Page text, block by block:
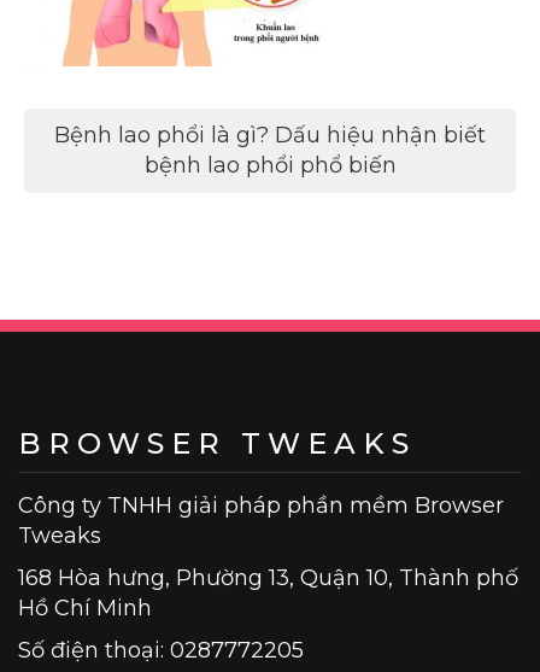
Điều
hướng
Bệnh lao phổi là gì? Dấu hiệu nhận biết
bệnh lao phổi phổ biến
BROWSER TWEAKS
Công ty TNHH giải pháp phần mềm Browser
Tweaks
168 Hòa hưng, Phường 13, Quận 10, Thành phố
Hồ Chí Minh
Số điện thoại: 0287772205